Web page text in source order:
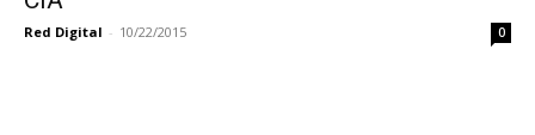
Red Digital - 10/22/2015 0